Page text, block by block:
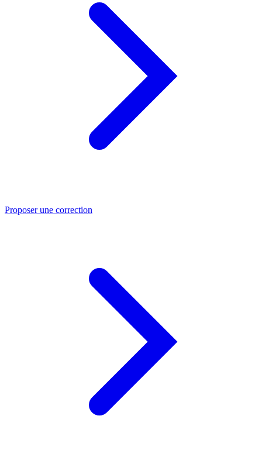
Proposer une correction